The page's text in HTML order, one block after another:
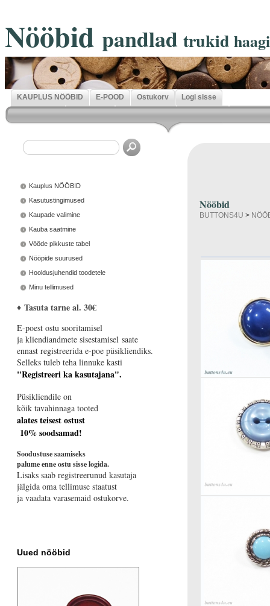
Nööbid pandlad trukid
KAUPLUS NÖÖBID E-POOD Ostukorv Logi sisse
Kauplus NÖÖBID
Kasutustingimused
Kaupade valimine
Kauba saatmine
Vööde pikkuste tabel
Nööpide suurused
Hooldusjuhendid toodetele
Minu tellimused
♦ Tasuta tarne al. 30€
E-poest ostu sooritamisel
ja kliendiandmete sisestamisel saate
ennast registreerida e-poe püsikliendiks.
Selleks tuleb teha linnuke kasti
"Registreeri ka kasutajana".
Püsikliendile on
kõik tavahinnaga tooted
alates teisest ostust
10% soodsamad!
Soodustuse saamiseks
palume enne ostu sisse logida.
Lisaks saab registreerunud kasutaja
jälgida oma tellimuse staatust
ja vaadata varasemaid ostukorve.
Uued nööbid
Nööbid
BUTTONS4U >